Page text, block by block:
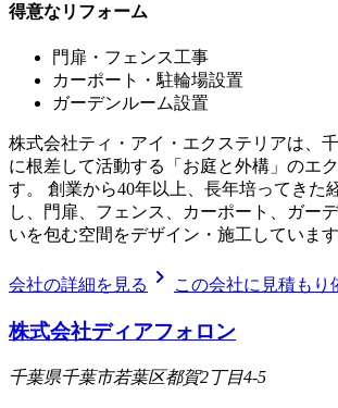
得意なリフォーム
門扉・フェンス工事
カーポート・駐輪場設置
ガーデンルーム設置
株式会社ティ・アイ・エクステリアは、
に根差して活動する「お庭と外構」のエ
す。 創業から40年以上、長年培ってきた
し、門扉、フェンス、カーポート、ガー
いを包む空間をデザイン・施工しています
会社の詳細を見る chevron_right この会社に見積もり
株式会社ディアフォロン
千葉県千葉市若葉区都賀2丁目4-5